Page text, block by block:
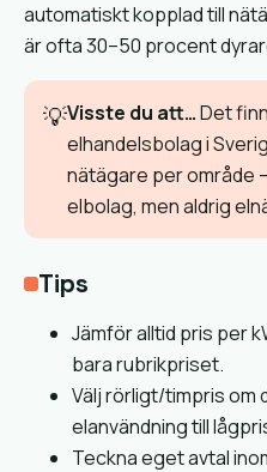
automatiskt kopplad till
är ofta 30–50 procent
💡Visste du att…Det
elhandelsbolag i
nätägare per område
elbolag, men aldrig
Tips
Jämför alltid pris per
bara rubrikpriset.
Välj rörligt/timpris om
elanvändning till
Teckna eget avtal